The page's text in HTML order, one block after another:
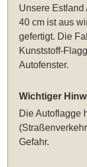
Unsere Estland
40 cm ist aus
gefertigt. Die
Kunststoff-
Autofenster.
Wichtiger
Die Autoflagge
Gefahr.